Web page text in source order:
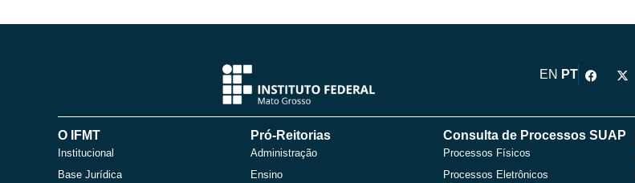
EN PT
F
a
b
o
o
X
-
i
t
O IFMT
Institucional
Base Jurídica
Pró-Reitorias
Administração
Ensino
Consulta de Processos SUAP
Processos Físicos
Processos Eletrônicos